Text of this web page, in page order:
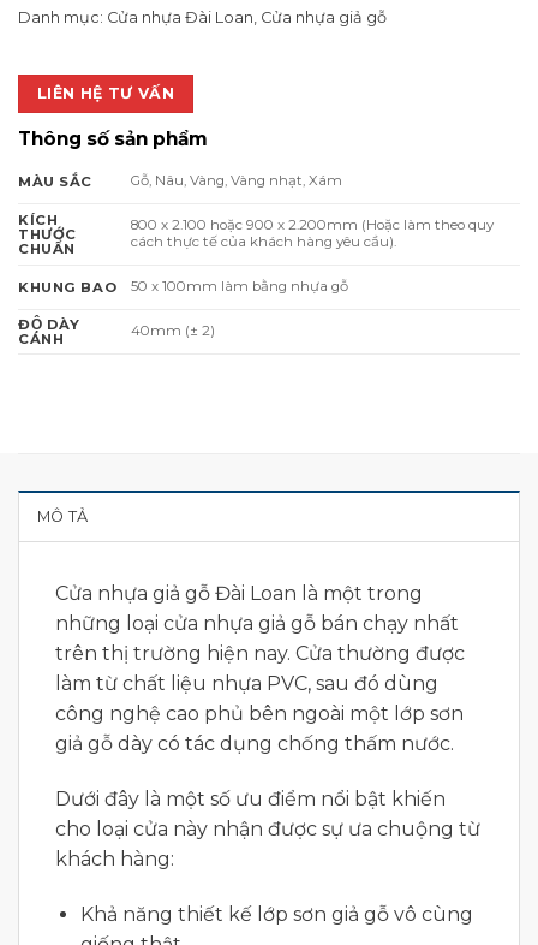
Danh mục: Cửa nhựa Đài Loan, Cửa nhựa giả gỗ
LIÊN HỆ TƯ VẤN
Thông số sản phẩm
MÀU SẮC Gỗ, Nâu, Vàng, Vàng nhạt, Xám
KÍCH
THƯỚC
CHUẨN
800 x 2.100 hoặc 900 x 2.200mm (Hoặc làm theo quy
cách thực tế của khách hàng yêu cầu).
KHUNG BAO 50 x 100mm làm bằng nhựa gỗ
ĐỘ DÀY
CÁNH
40mm (± 2)
MÔ TẢ
Cửa nhựa giả gỗ Đài Loan là một trong
những loại cửa nhựa giả gỗ bán chạy nhất
trên thị trường hiện nay. Cửa thường được
làm từ chất liệu nhựa PVC, sau đó dùng
công nghệ cao phủ bên ngoài một lớp sơn
giả gỗ dày có tác dụng chống thấm nước.
Dưới đây là một số ưu điểm nổi bật khiến
cho loại cửa này nhận được sự ưa chuộng từ
khách hàng:
Khả năng thiết kế lớp sơn giả gỗ vô cùng